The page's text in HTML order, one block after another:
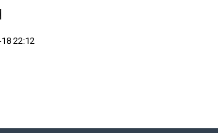
22:12